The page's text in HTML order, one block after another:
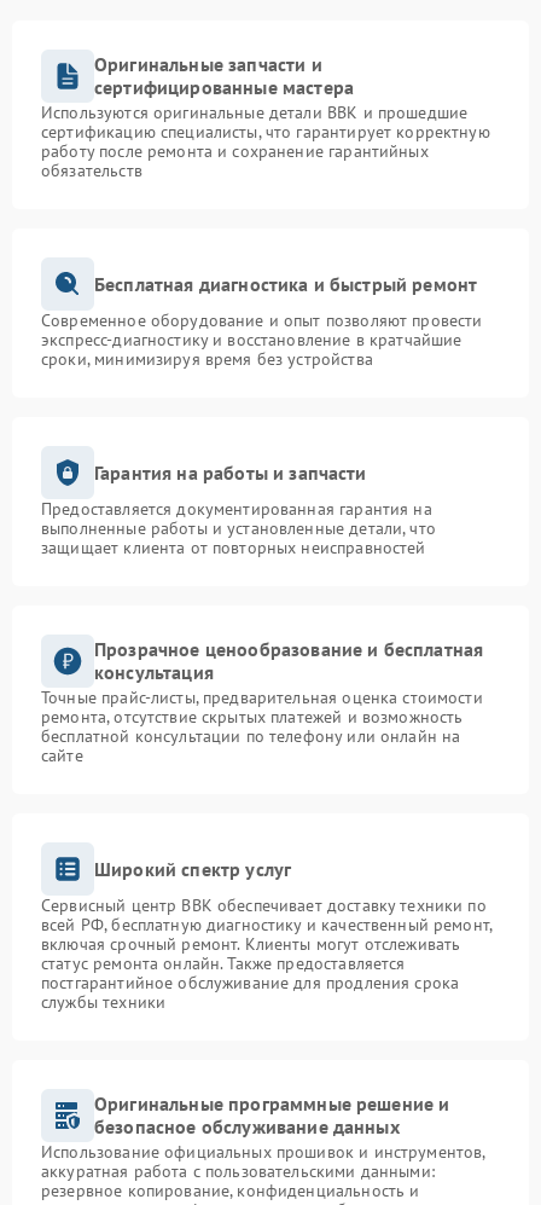
Оригинальные запчасти и
сертифицированные мастера
Используются оригинальные детали BBK и прошедшие
сертификацию специалисты, что гарантирует корректную
работу после ремонта и сохранение гарантийных
обязательств
Бесплатная диагностика и быстрый ремонт
Современное оборудование и опыт позволяют провести
экспресс-диагностику и восстановление в кратчайшие
сроки, минимизируя время без устройства
Гарантия на работы и запчасти
Предоставляется документированная гарантия на
выполненные работы и установленные детали, что
защищает клиента от повторных неисправностей
Прозрачное ценообразование и бесплатная
консультация
Точные прайс-листы, предварительная оценка стоимости
ремонта, отсутствие скрытых платежей и возможность
бесплатной консультации по телефону или онлайн на
сайте
Широкий спектр услуг
Сервисный центр BBK обеспечивает доставку техники по
всей РФ, бесплатную диагностику и качественный ремонт,
включая срочный ремонт. Клиенты могут отслеживать
статус ремонта онлайн. Также предоставляется
постгарантийное обслуживание для продления срока
службы техники
Оригинальные программные решение и
безопасное обслуживание данных
Использование официальных прошивок и инструментов,
аккуратная работа с пользовательскими данными:
резервное копирование, конфиденциальность и